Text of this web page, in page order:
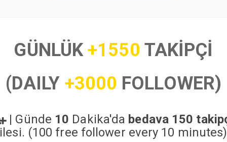
GÜNLÜK+1550 TAKİPÇİ
(DAILY +3000 FOLLOWER)
| Günde 10 Dakika'da bedava 150
(100 free follower every 10 minutes)